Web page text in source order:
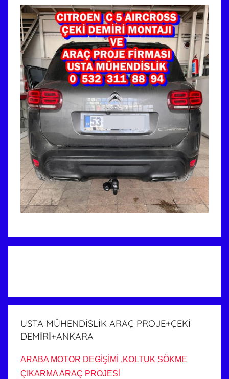
USTA MÜHENDİSLİK ARAÇ PROJE+ÇEKİ
DEMİRİ+ANKARA
ARABA MOTOR DEGİŞİMİ ,KOLTUK SÖKME
ÇIKARMA ARAÇ PROJESİ